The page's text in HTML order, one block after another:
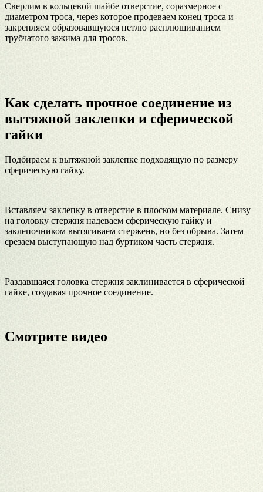
Сверлим в кольцевой шайбе отверстие, соразмерное с
диаметром троса, через которое продеваем конец троса и
закрепляем образовавшуюся петлю расплющиванием
трубчатого зажима для тросов.
Как сделать прочное соединение из
вытяжной заклепки и сферической
гайки
Подбираем к вытяжной заклепке подходящую по размеру
сферическую гайку.
Вставляем заклепку в отверстие в плоском материале. Снизу
на головку стержня надеваем сферическую гайку и
заклепочником вытягиваем стержень, но без обрыва. Затем
срезаем выступающую над буртиком часть стержня.
Раздавшаяся головка стержня заклинивается в сферической
гайке, создавая прочное соединение.
Смотрите видео